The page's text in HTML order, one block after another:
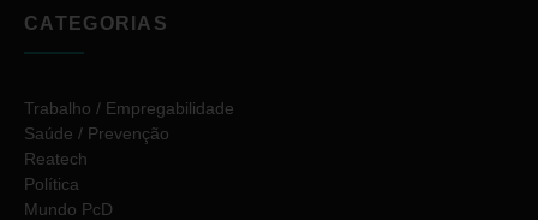
CATEGORIAS
Trabalho / Empregabilidade
Saúde / Prevenção
Reatech
Política
Mundo PcD